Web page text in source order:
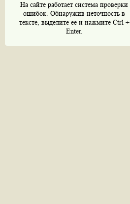
На сайте работает система проверки
ошибок. Обнаружив неточность в
тексте, выделите ее и нажмите Ctrl +
Enter.